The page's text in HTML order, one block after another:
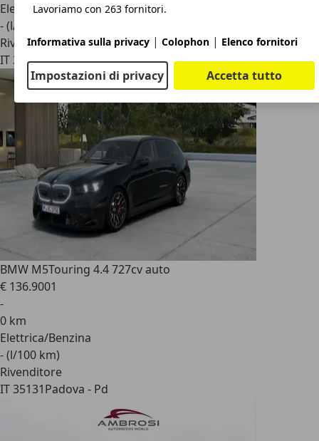
Elettrica/Benzina
- (l/100 km)
Rivenditore
IT 35131Padova - Pd
BMW M5Touring 4.4 727cv auto
€ 136.9001
-
0 km
Elettrica/Benzina
- (l/100 km)
Rivenditore
IT 35131Padova - Pd
Lavoriamo con 263 fornitori.
Informativa sulla privacy | Colophon | Elenco fornitori
Impostazioni di privacy Accetta tutto